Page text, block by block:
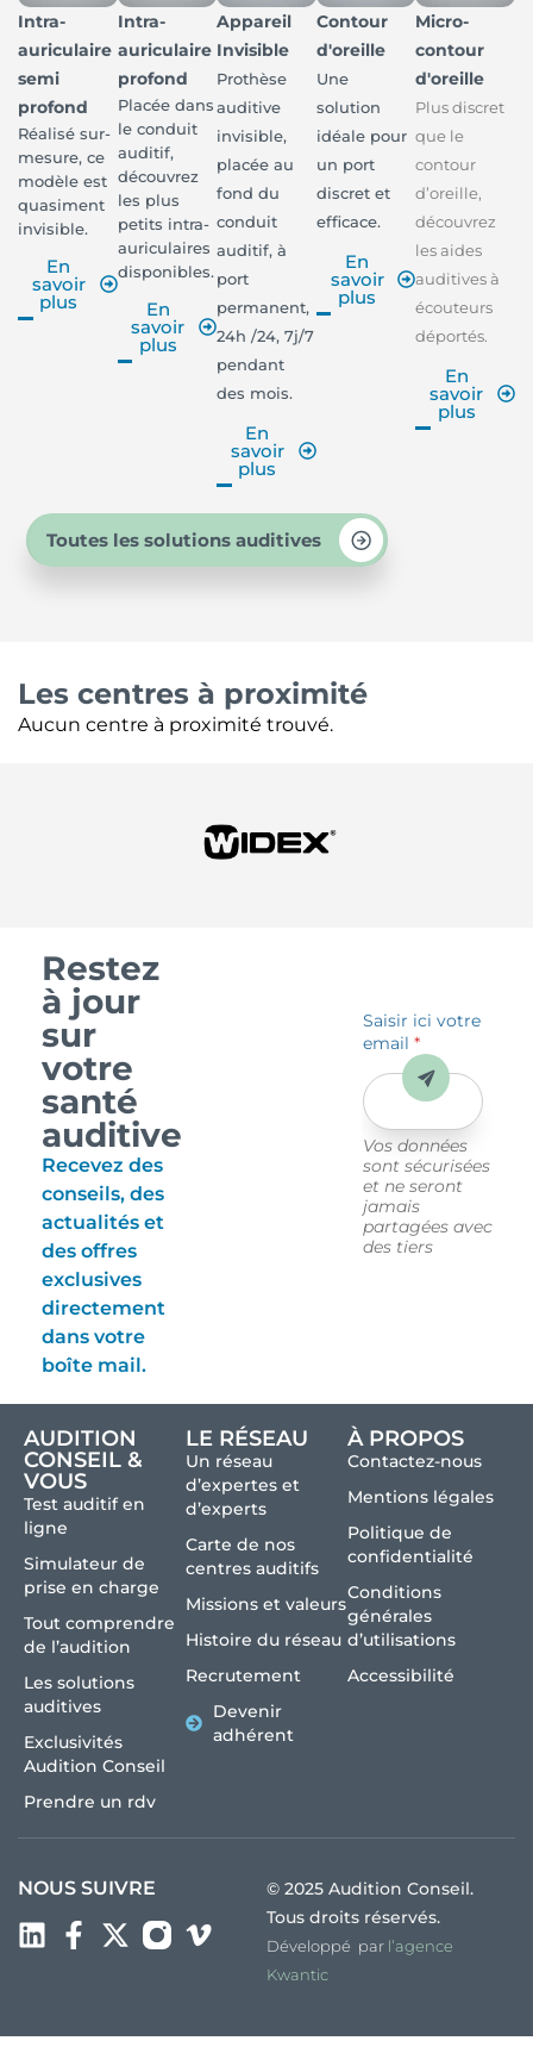
Intra-
auriculaire
semi
profond
Réalisé sur-
mesure, ce
modèle est
quasiment
invisible.
En
savoir
plus
Intra-
auriculaire
profond
Placée dans
le conduit
auditif,
découvrez
les plus
petits intra-
auriculaires
disponibles.
En
savoir
plus
Appareil
Invisible
Prothèse
auditive
invisible,
placée au
fond du
conduit
auditif, à
port
permanent,
24h /24, 7j/7
pendant
des mois.
En
savoir
plus
Contour
d'oreille
Une
solution
idéale pour
un port
discret et
efficace.
En
savoir
plus
Micro-
contour
d'oreille
Plus discret
que le
contour
d’oreille,
découvrez
les aides
auditives à
écouteurs
déportés.
En
savoir
plus
Toutes les solutions auditives
Les centres à proximité
Aucun centre à proximité trouvé.
Restez
à jour
sur
votre
santé
auditive
Recevez des
conseils, des
actualités et
des offres
exclusives
directement
dans votre
boîte mail.
Saisir ici votre
email*
Vos données
sont sécurisées
et ne seront
jamais
partagées avec
des tiers
Envoyer
AUDITION
CONSEIL &
VOUS
Test auditif en
ligne
Simulateur de
prise en charge
Tout comprendre
de l’audition
Les solutions
auditives
Exclusivités
Audition Conseil
Prendre un rdv
LE RÉSEAU
Un réseau
d’expertes et
d’experts
Carte de nos
centres auditifs
Missions et valeurs
Histoire du réseau
Recrutement
Devenir
adhérent
À PROPOS
Contactez-nous
Mentions légales
Politique de
confidentialité
Conditions
générales
d’utilisations
Accessibilité
NOUS SUIVRE
© 2025 Audition Conseil.
Tous droits réservés.
Développé par l’agence
Kwantic